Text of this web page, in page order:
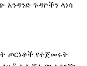
ጉዳዮችን ላነሳ
ጦርነቶች የተጀመሩት